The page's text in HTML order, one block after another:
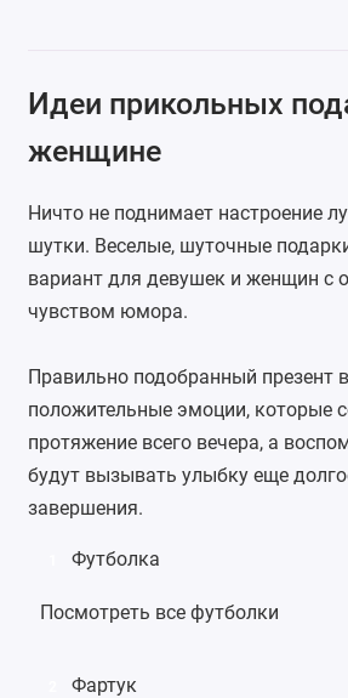
Идеи прикольных
женщине
Ничто не поднимает настроение
шутки. Веселые, шуточные
вариант для девушек и женщин с
чувством юмора.
Правильно подобранный презент
положительные эмоции, которые
протяжение всего вечера, а
будут вызывать улыбку еще
завершения.
Футболка
Посмотреть все футболки
Фартук